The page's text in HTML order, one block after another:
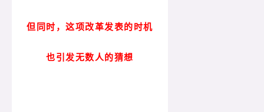
但同时，这项改革发表的时机
也引发无数人的猜想